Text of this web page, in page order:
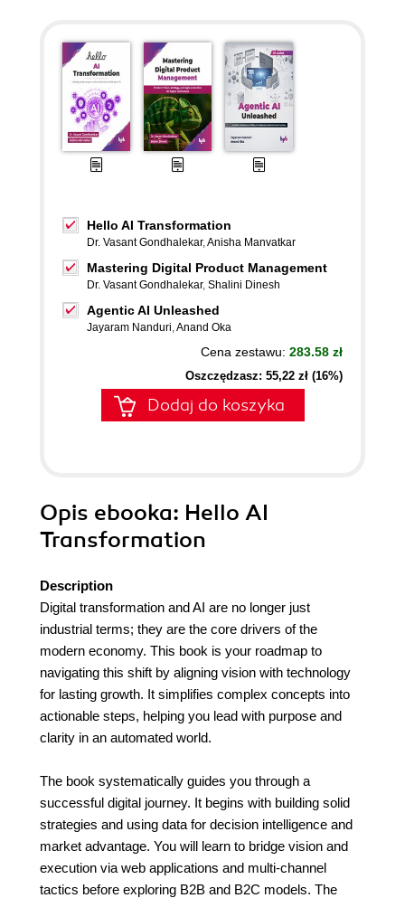
Hello AI Transformation
Dr. Vasant Gondhalekar,Anisha Manvatkar
Mastering Digital Product Management
Dr. Vasant Gondhalekar, Shalini Dinesh
Agentic AI Unleashed
Jayaram Nanduri,Anand Oka
Cena zestawu: 283.58 zł
Oszczędzasz: 55,22 zł (16%)
Dodaj do koszyka
Opis ebooka: Hello AI
Transformation
Description
Digital transformation and AI are no longer just
industrial terms; they are the core drivers of the
modern economy. This book is your roadmap to
navigating this shift by aligning vision with technology
for lasting growth. It simplifies complex concepts into
actionable steps, helping you lead with purpose and
clarity in an automated world.
The book systematically guides you through a
successful digital journey. It begins with building solid
strategies and using data for decision intelligence and
market advantage. You will learn to bridge vision and
execution via web applications and multi-channel
tactics before exploring B2B and B2C models. The